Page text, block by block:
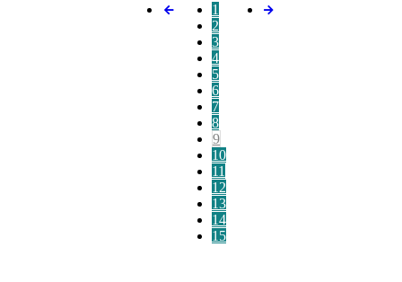
1
2
3
4
5
6
7
8
9
10
11
12
13
14
15